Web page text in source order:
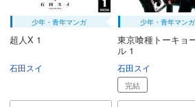
少年・青年マンガ
超人X 1
石田スイ
少年・青年マンガ
東京喰種トーキョ
ル 1
石田スイ
完結